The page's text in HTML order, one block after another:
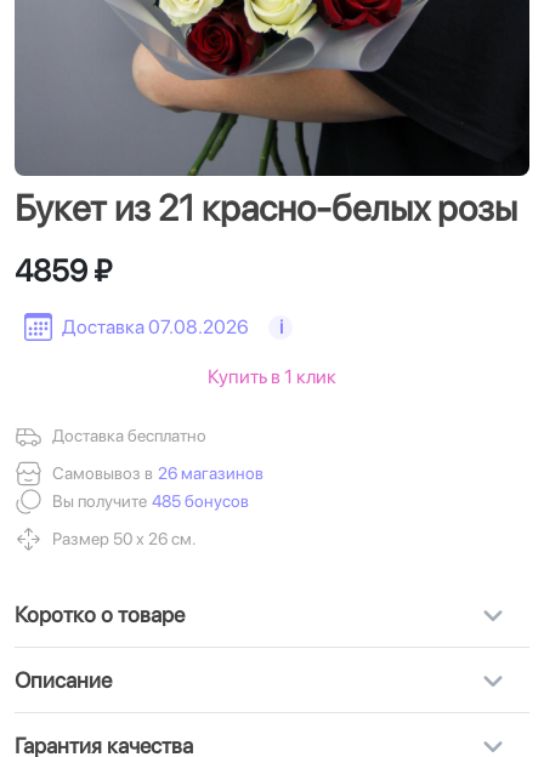
Букет из 21 красно-белых розы
Доставка 07.08.2026 i
4859 ₽
Доставка бесплатно
Самовывоз в 26 магазинов
Вы получите 485 бонусов
Размер 50 х 26 см.
Купить в 1 клик
Коротко о товаре
Описание
Гарантия качества